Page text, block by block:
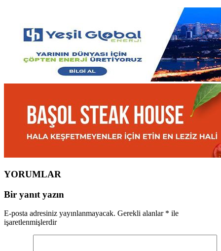
YORUMLAR
Bir yanıt yazın
E-posta adresiniz yayınlanmayacak. Gerekli alanlar * ile
işaretlenmişlerdir